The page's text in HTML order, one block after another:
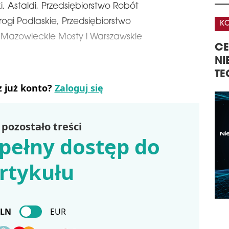
Astaldi, Przedsiębiorstwo Robót
Podlaskie, Przedsiębiorstwo
Mosty i Warszawskie
już konto? Zaloguj się
pozostało treści
dostęp do
EUR
schedule
Jak
ma
KONFERENCJA